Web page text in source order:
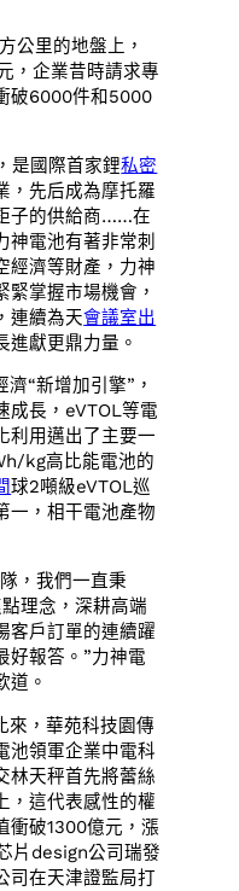
公里的地盤上，
，企業昔時請求專
破6000件和5000
是國際首家鋰私密
，先后成為摩托羅
子的供給商……在
神電池有著非常刺
經濟等財產，力神
緊掌握市場機會，
連續為天會議室出
進獻更鼎力量。
“新增加引擎”，
成長，eVTOL等電
利用邁出了主要一
kg高比能電池的
球2噸級eVTOL巡
一，相干電池產物
，我們一直秉
理念，深耕高端
客戶訂單的連續躍
好報答。”力神電
道。
來，華苑科技園傳
池領軍企業中電科
林天秤首先將蕾絲
，這代表感性的權
衝破1300億元，漲
片design公司瑞發
司在天津證監局打